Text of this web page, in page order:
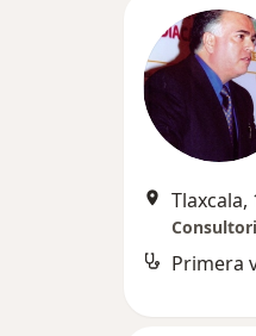
Tlaxcala,
Primera